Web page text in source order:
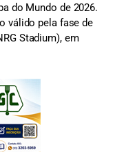
do Mundo de 2026.
válido pela fase de
Stadium), em